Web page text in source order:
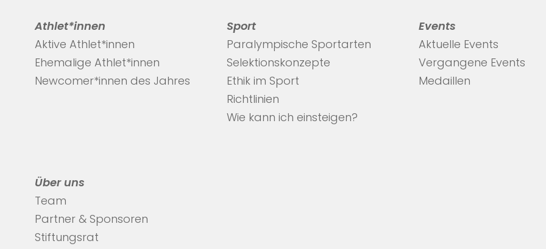
Athlet*innen
Aktive Athlet*innen
Ehemalige Athlet*innen
Newcomer*innen des Jahres
Sport
Paralympische Sportarten
Selektionskonzepte
Ethik im Sport
Richtlinien
Wie kann ich einsteigen?
Events
Aktuelle Events
Vergangene Events
Medaillen
Über uns
Team
Partner & Sponsoren
Stiftungsrat